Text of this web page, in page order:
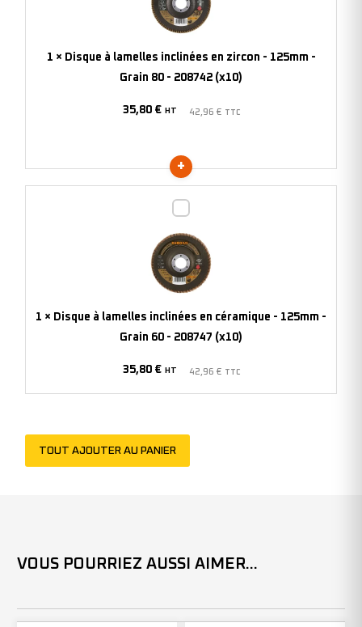
inclinées
en
zircon
-
1 × Disque à lamelles inclinées en zircon - 125mm -
Grain 80 - 208742 (x10)
35,80 € HT 42,96 € TTC
lamelles
inclinées
en
céramique
-
208747
1 × Disque à lamelles inclinées en céramique - 125mm -
Grain 60 - 208747 (x10)
35,80 € HT 42,96 € TTC
TOUT AJOUTER AU PANIER
VOUS POURRIEZ AUSSI AIMER...